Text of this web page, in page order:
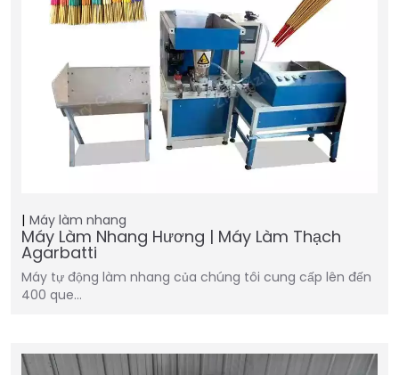
Máy làm nhang
Máy Làm Nhang Hương | Máy Làm Thạch
Agarbatti
Máy tự động làm nhang của chúng tôi cung cấp lên đến
400 que…